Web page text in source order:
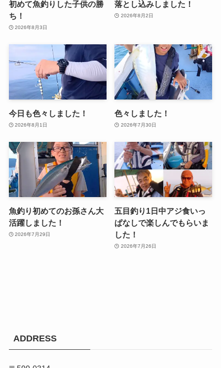
初めて魚釣りした子供の勝
ち！
2026年8月3日
落とし込みしました！
2026年8月2日
今日も色々しました！
2026年8月1日
色々しました！
2026年7月30日
魚釣り初めてのお孫さん大
活躍しました！
2026年7月29日
五目釣り1日中アジ食いっ
ぱなしで楽しんでもらいま
した！
2026年7月26日
ADDRESS